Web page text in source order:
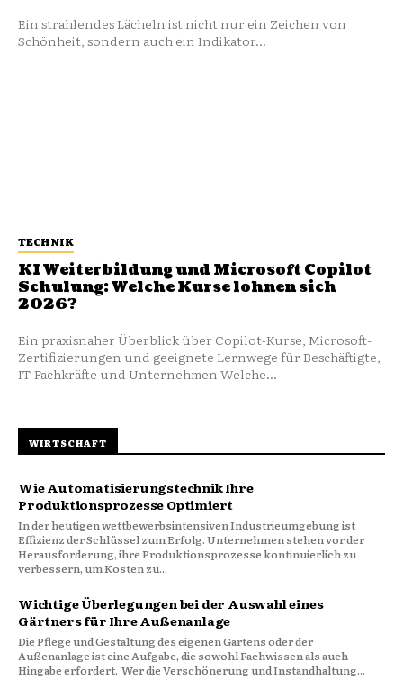
TECHNIK
KI Weiterbildung und Microsoft Copilot
Schulung: Welche Kurse lohnen sich
2026?
Ein praxisnaher Überblick über Copilot-Kurse, Microsoft-
Zertifizierungen und geeignete Lernwege für Beschäftigte,
IT-Fachkräfte und Unternehmen Welche...
Ein strahlendes Lächeln ist nicht nur ein Zeichen von
Schönheit, sondern auch ein Indikator...
WIRTSCHAFT
Wie Automatisierungstechnik Ihre
Produktionsprozesse Optimiert
In der heutigen wettbewerbsintensiven Industrieumgebung ist
Effizienz der Schlüssel zum Erfolg. Unternehmen stehen vor der
Herausforderung, ihre Produktionsprozesse kontinuierlich zu
verbessern, um Kosten zu...
Wichtige Überlegungen bei der Auswahl eines
Gärtners für Ihre Außenanlage
Die Pflege und Gestaltung des eigenen Gartens oder der
Außenanlage ist eine Aufgabe, die sowohl Fachwissen als auch
Hingabe erfordert. Wer die Verschönerung und Instandhaltung...